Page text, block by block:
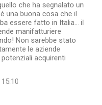
che ha segnalato un
una buona cosa che il
essere fatto in Italia... il
manifatturiere
Non sarebbe stato
le aziende
acquirenti